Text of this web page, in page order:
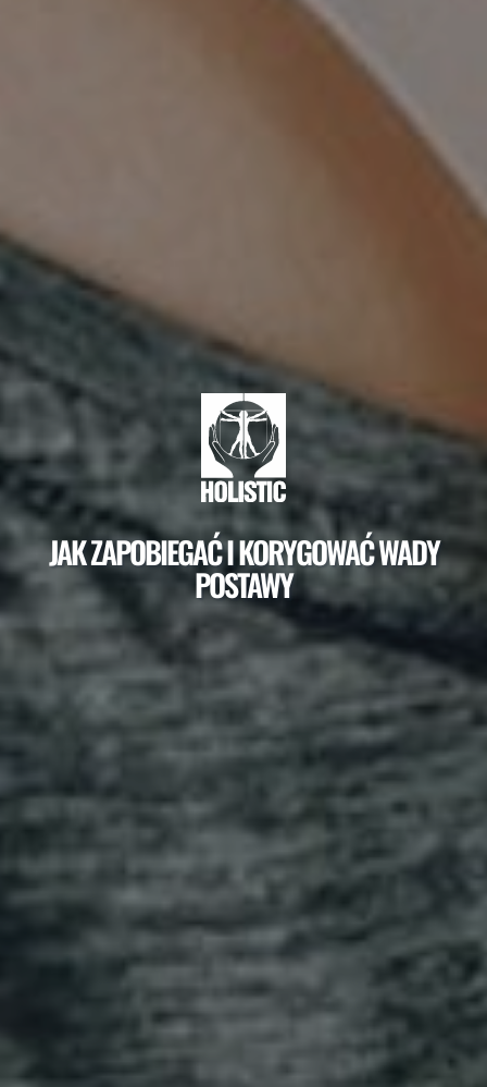
KIM JESTEŚMY
NASZA TERAPIA
OFERTA
GALERIA
KONTAKT
ZAPLANUJ WIZYTĘ
JAK ZAPOBIEGAĆ I KORYGOWAĆ WADY
POSTAWY